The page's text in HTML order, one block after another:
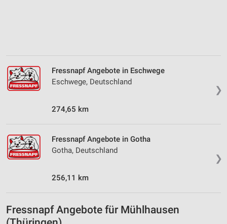
❯
Fressnapf Angebote in Eschwege
Eschwege, Deutschland
274,65 km
❯
Fressnapf Angebote in Gotha
Gotha, Deutschland
256,11 km
Fressnapf Angebote für Mühlhausen
Quellen
Entwicklung und Verbesserung der Angebote
Verwendung reduzierter Daten zur Auswahl von
IAB-Besonderheiten:
Verwendung genauer Standortdaten
Geräte anhand von aktiv angeforderten
Informationen identifizieren
Notwendig